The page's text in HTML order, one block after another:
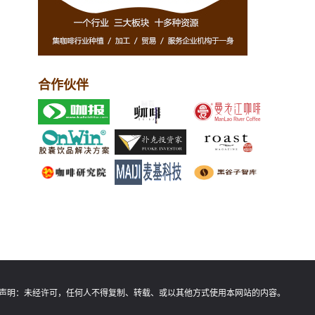
合作伙伴
明： 未经许可，任何人不得复制、转载、或以其他方式使用本网站的内容。